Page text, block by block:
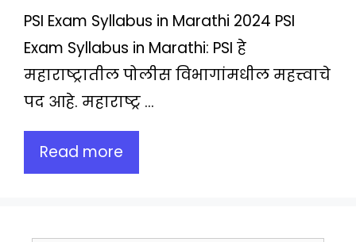
PSI Exam Syllabus in Marathi 2024 PSI
Exam Syllabus in Marathi: PSI हे
महाराष्ट्रातील पोलीस विभागांमधील महत्त्वाचे
पद आहे. महाराष्ट्र …
Read more